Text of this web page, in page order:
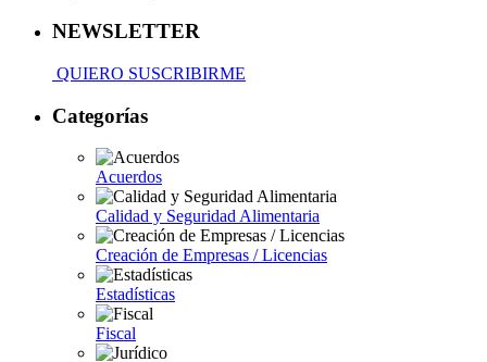
NEWSLETTER
QUIERO SUSCRIBIRME
Categorías
Acuerdos
Calidad y Seguridad Alimentaria
Creación de Empresas / Licencias
Estadísticas
Fiscal